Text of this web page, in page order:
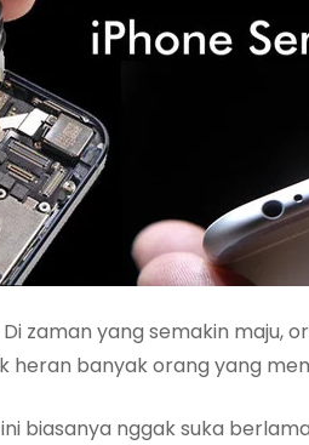
Di zaman yang semakin
heran banyak orang yang
biasanya nggak suka